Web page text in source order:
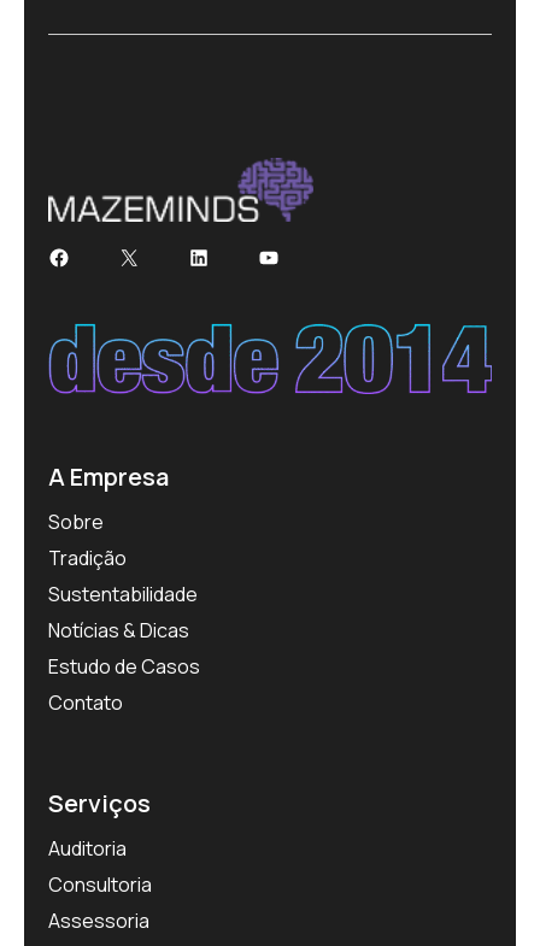
Facebook
X LinkedInYoutube
A Empresa
Sobre
Tradição
Sustentabilidade
Notícias & Dicas
Estudo de Casos
Contato
Serviços
Auditoria
Consultoria
Assessoria